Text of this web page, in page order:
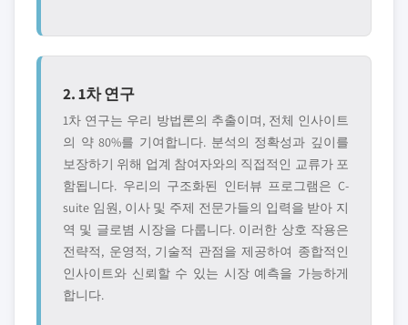
2. 1차 연구
1차 연구는 우리 방법론의 추출이며, 전체 인사이트
의 약 80%를 기여합니다. 분석의 정확성과 깊이를
보장하기 위해 업계 참여자와의 직접적인 교류가 포
함됩니다. 우리의 구조화된 인터뷰 프로그램은 C-
suite 임원, 이사 및 주제 전문가들의 입력을 받아 지
역 및 글로볌 시장을 다룹니다. 이러한 상호 작용은
전략적, 운영적, 기술적 관점을 제공하여 종합적인
인사이트와 신뢰할 수 있는 시장 예측을 가능하게
합니다.